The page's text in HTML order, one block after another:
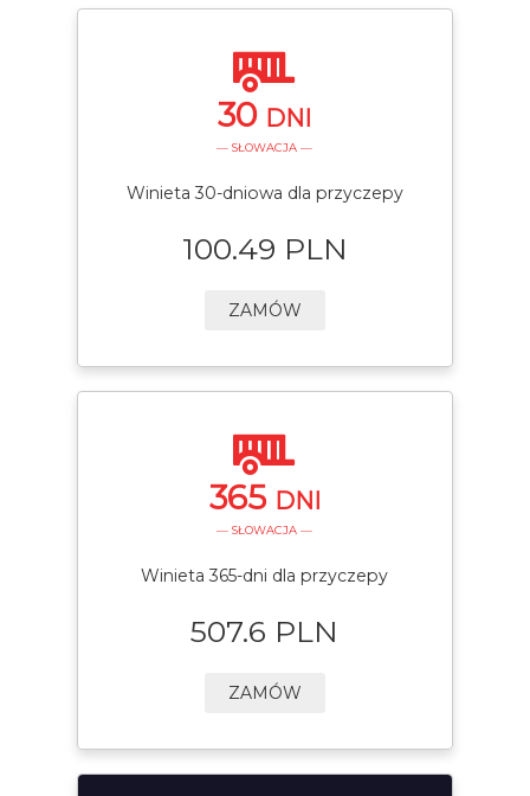
30 DNI
— SŁOWACJA —
Winieta 30-dniowa dla przyczepy
100.49 PLN
ZAMÓW
365 DNI
— SŁOWACJA —
Winieta 365-dni dla przyczepy
507.6 PLN
ZAMÓW